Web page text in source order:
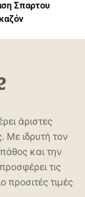
Σπαρτου
άριστες
Με ιδρυτή τον
και την
τις
προσιτές τιμές